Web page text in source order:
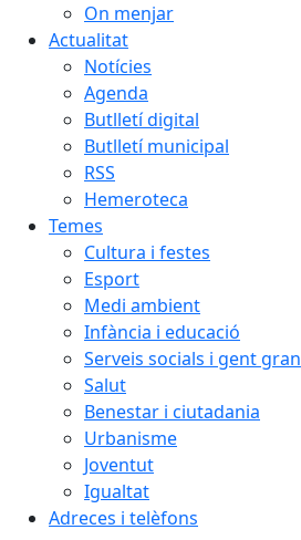
On menjar
Actualitat
Notícies
Agenda
Butlletí digital
Butlletí municipal
RSS
Hemeroteca
Temes
Cultura i festes
Esport
Medi ambient
Infància i educació
Serveis socials i gent gran
Salut
Benestar i ciutadania
Urbanisme
Joventut
Igualtat
Adreces i telèfons